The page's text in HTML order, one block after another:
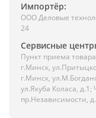
Импортёр:
ООО Деловые
24
Сервисные
Пункт приема
г.Минск,
г.Минск,
ул.Якуба Коласа,
пр.Независимости,